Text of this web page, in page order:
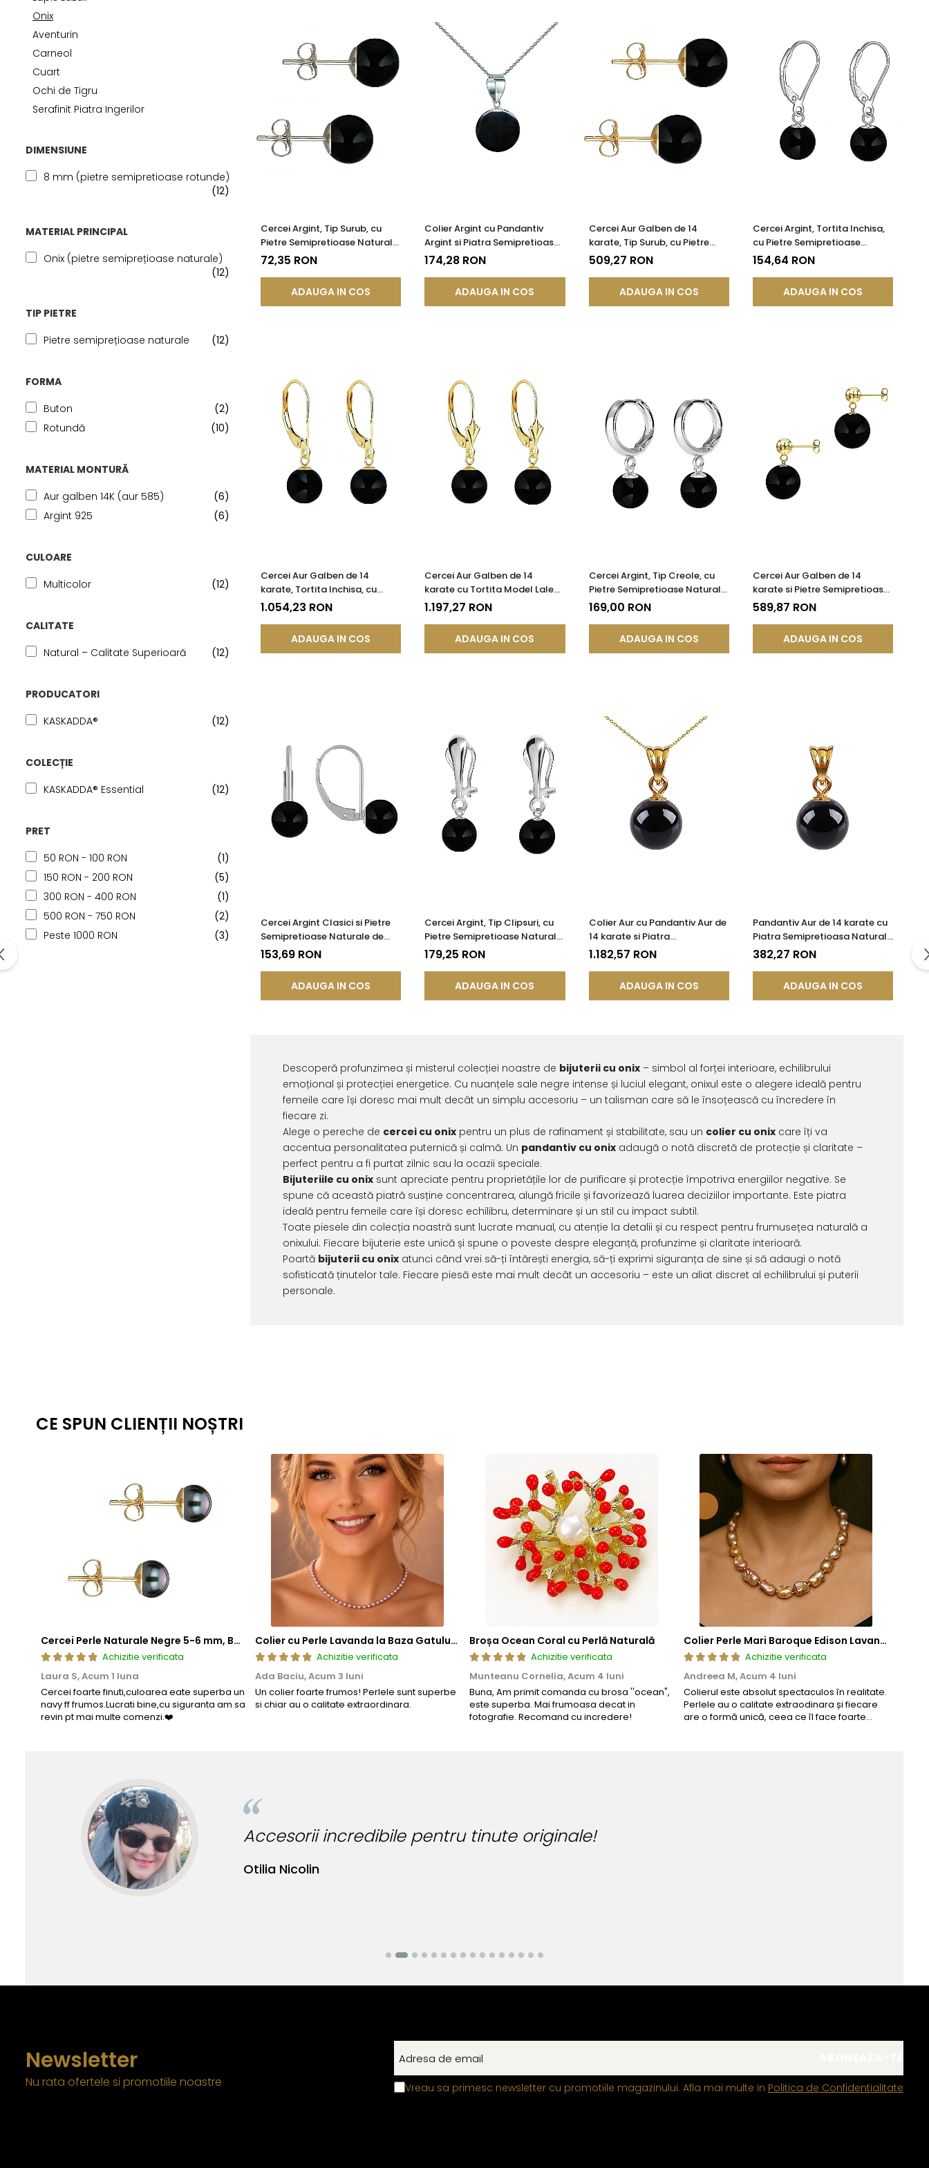
Seturi Perle cu Argint
Brățări cu Perle
Pandantive cu Perle
Brose cu Perle
Onix
Aventurin
Carneol
Cuart
Ochi de Tigru
Serafinit Piatra Ingerilor
DIMENSIUNE
8 mm (pietre semipretioase rotunde)
(12)
MATERIAL PRINCIPAL
Onix (pietre semiprețioase naturale)
(12)
TIP PIETRE
Pietre semiprețioase naturale
(12)
FORMA
Buton
(2)
Rotundă
(10)
MATERIAL MONTURĂ
Aur galben 14K (aur 585)
(6)
Argint 925
(6)
CULOARE
Multicolor
(12)
CALITATE
Natural – Calitate Superioară
(12)
PRODUCATORI
KASKADDA®
(12)
COLECȚIE
KASKADDA® Essential
(12)
PRET
50 RON - 100 RON
(1)
150 RON - 200 RON
(5)
300 RON - 400 RON
(1)
500 RON - 750 RON
(2)
Peste 1000 RON
(3)
Cercei Argint, Tip Surub, cu
Pietre Semipretioase Naturale
de Onix de 8 mm
72,35 RON
ADAUGA IN COS
Colier Argint cu Pandantiv
Argint si Piatra Semipretioasa
Naturala de Onix de 8 mm
174,28 RON
ADAUGA IN COS
Cercei Aur Galben de 14
karate, Tip Surub, cu Pietre
Semipretioase Naturale de
Onix de 8 mm
509,27 RON
ADAUGA IN COS
Cercei Argint, Tortita Inchisa,
cu Pietre Semipretioase
Naturale de Onix de 8 mm
154,64 RON
ADAUGA IN COS
Cercei Aur Galben de 14
karate, Tortita Inchisa, cu
Pietre Semipretioase Naturale
de Onix de 8 mm
1.054,23 RON
ADAUGA IN COS
Cercei Aur Galben de 14
karate cu Tortita Model Lalea
si Pietre Semipretioase
Naturale de Onix de 8 mm
1.197,27 RON
ADAUGA IN COS
Cercei Argint, Tip Creole, cu
Pietre Semipretioase Naturale
de Onix de 8 mm
169,00 RON
ADAUGA IN COS
Cercei Aur Galben de 14
karate si Pietre Semipretioase
Naturale de Onix de 8 mm
589,87 RON
ADAUGA IN COS
Cercei Argint Clasici si Pietre
Semipretioase Naturale de
Onix de 8 mm
153,69 RON
ADAUGA IN COS
Cercei Argint, Tip Clipsuri, cu
Pietre Semipretioase Naturale
de Onix de 8 mm
179,25 RON
ADAUGA IN COS
Colier Aur cu Pandantiv Aur de
14 karate si Piatra
Semipretioasa Naturala de
Onix de 8 mm
1.182,57 RON
ADAUGA IN COS
Pandantiv Aur de 14 karate cu
Piatra Semipretioasa Naturala
de Onix de 8 mm
382,27 RON
ADAUGA IN COS
Descoperă profunzimea și misterul colecției noastre de bijuterii cu onix – simbol al forței interioare, echilibrului
emoțional și protecției energetice. Cu nuanțele sale negre intense și luciul elegant, onixul este o alegere ideală pentru
femeile care își doresc mai mult decât un simplu accesoriu – un talisman care să le însoțească cu încredere în
fiecare zi.
Alege o pereche de cercei cu onix pentru un plus de rafinament și stabilitate, sau un colier cu onix care îți va
accentua personalitatea puternică și calmă. Un pandantiv cu onix adaugă o notă discretă de protecție și claritate –
perfect pentru a fi purtat zilnic sau la ocazii speciale.
Bijuteriile cu onix sunt apreciate pentru proprietățile lor de purificare și protecție împotriva energiilor negative. Se
spune că această piatră susține concentrarea, alungă fricile și favorizează luarea deciziilor importante. Este piatra
ideală pentru femeile care își doresc echilibru, determinare și un stil cu impact subtil.
Toate piesele din colecția noastră sunt lucrate manual, cu atenție la detalii și cu respect pentru frumusețea naturală a
onixului. Fiecare bijuterie este unică și spune o poveste despre eleganță, profunzime și claritate interioară.
Poartă bijuterii cu onix atunci când vrei să-ți întărești energia, să-ți exprimi siguranța de sine și să adaugi o notă
sofisticată ținutelor tale. Fiecare piesă este mai mult decât un accesoriu – este un aliat discret al echilibrului și puterii
personale.
CE SPUN CLIENȚII NOȘTRI
Cercei Perle Naturale Negre 5-6 mm, Buton AAA, Aur 14K (aur 585), Tip Șurub | KASKADDA®
Achizitie verificata
Laura S,Acum 1 luna
Cercei foarte finuti,culoarea eate superba un
navy ff frumos.Lucrati bine,cu siguranta am sa
revin pt mai multe comenzi.❤️
Colier cu Perle Lavanda la Baza Gatului, de 4-5 mm, Perle Rare, Calitate AAA+, Aur 14K | KASKADDA®
Achizitie verificata
Ada Baciu,Acum 3 luni
Un colier foarte frumos! Perlele sunt superbe
si chiar au o calitate extraordinara.
Broșa Ocean Coral cu Perlă Naturală
Achizitie verificata
Munteanu Cornelia,Acum 4 luni
Buna, Am primit comanda cu brosa ''ocean",
este superba. Mai frumoasa decat in
fotografie. Recomand cu incredere!
Colier Perle Mari Baroque Edison Lavandă, Calitatea AAA, Aur 14K | KASKADDA®
Achizitie verificata
Andreea M,Acum 4 luni
Colierul este absolut spectaculos în realitate.
Perlele au o calitate extraodinara și fiecare
are o formă unică, ceea ce îl face foarte
Otilia Nicolin
Accesorii incredibile pentru tinute originale!
Newsletter
Nu rata ofertele si promotiile noastre Vreau sa primesc newsletter cu promotiile magazinului. Afla mai multe in Politica de Confidentialitate